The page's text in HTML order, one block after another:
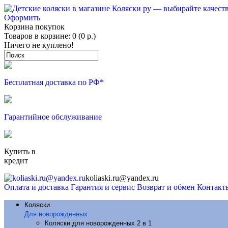
Оформить
Корзина покупок
Товаров в корзине: 0 (0 р.)
Ничего не куплено!
Бесплатная доставка по РФ*
Гарантийное обслуживание
Купить в
кредит
koliaski.ru@yandex.ru
Оплата и доставка Гарантия и сервис Возврат и обмен
Коляски
Для новорожденных
Коляски для новорожденных 2 в 1